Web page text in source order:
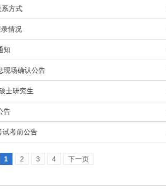
方式
情况
知
现场确认公告
士研究生
告
试考前公告
1 2 3 4 下一页